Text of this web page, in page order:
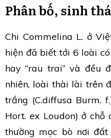
Phân bố, sinh
Chi Commelina L. ở
hiện đã biết tới 6 loài
hay “rau trai” và đều
nhiên, loài thài lài trên
trắng (C.diffusa Burm.
Hort. ex Loudon) ở chỗ
thường mọc bò nơi